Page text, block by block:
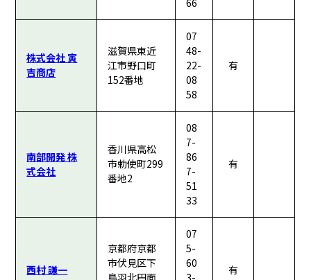
66
株式会社 寅
吉商店
滋賀県東近
江市野口町
152番地
07
48-
22-
08
58
有
南部開発 株
式会社
香川県高松
市勅使町299
番地2
08
7-
86
7-
51
33
有
西村 謙一
京都府京都
市伏見区下
07
5-
60
有